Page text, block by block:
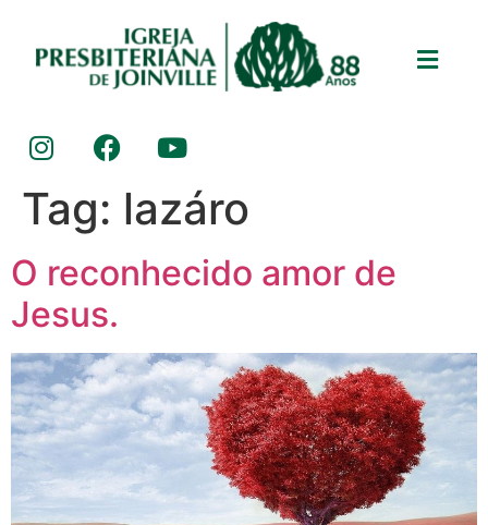
Tag: lazáro
O reconhecido amor de
Jesus.